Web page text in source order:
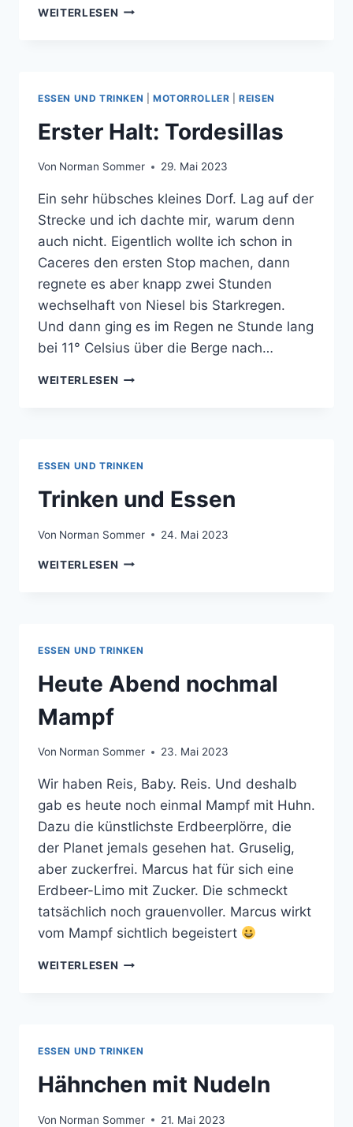
WEITERLESEN KLEINE
ESSEN UND TRINKEN MOTORROLLER |REISEN
Erster Halt: Tordesillas
Von Norman Sommer 29. Mai 2023
Ein sehr hübsches kleines Dorf. Lag auf der
Strecke und ich dachte mir, warum denn
auch nicht. Eigentlich wollte ich schon in
Caceres den ersten Stop machen, dann
regnete es aber knapp zwei Stunden
wechselhaft von Niesel bis Starkregen.
Und dann ging es im Regen ne Stunde lang
bei 11° Celsius über die Berge nach…
WEITERLESEN ERSTER
ESSEN UND TRINKEN
Trinken und Essen
Von Norman Sommer 24. Mai 2023
WEITERLESEN TRINKEN
ESSEN UND TRINKEN
Heute Abend nochmal
Mampf
Von Norman Sommer 23. Mai 2023
Wir haben Reis, Baby. Reis. Und deshalb
gab es heute noch einmal Mampf mit Huhn.
Dazu die künstlichste Erdbeerplörre, die
der Planet jemals gesehen hat. Gruselig,
aber zuckerfrei. Marcus hat für sich eine
Erdbeer-Limo mit Zucker. Die schmeckt
tatsächlich noch grauenvoller. Marcus wirkt
vom Mampf sichtlich begeistert
WEITERLESEN HEUTE
ESSEN UND TRINKEN
Hähnchen mit Nudeln
Von Norman Sommer 21. Mai 2023